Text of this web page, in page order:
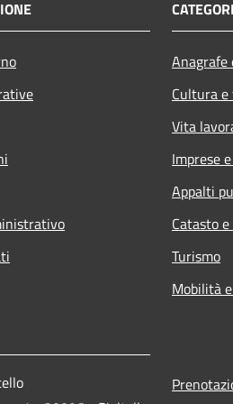
Cultura
Vita
Imprese
Appalti
Catasto
Turismo
Mobilità